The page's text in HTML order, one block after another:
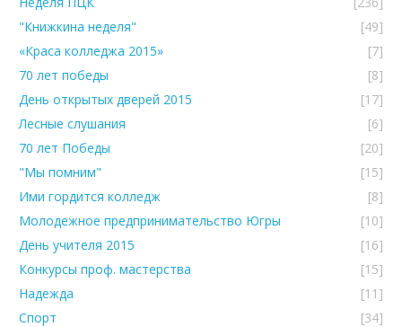
"Книжкина неделя"
[49]
«Краса колледжа 2015»
[7]
70 лет победы
[8]
День открытых дверей 2015
[17]
Лесные слушания
[6]
70 лет Победы
[20]
"Мы помним"
[15]
Ими гордится колледж
[8]
Молодежное предпринимательство Югры
[10]
День учителя 2015
[16]
Конкурсы проф. мастерства
[15]
Надежда
[11]
Спорт
[34]